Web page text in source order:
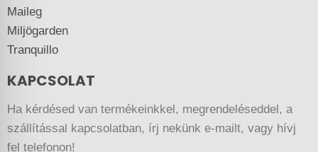
Maileg
Miljögarden
Tranquillo
KAPCSOLAT
Ha kérdésed van termékeinkkel, megrendeléseddel, a
szállítással kapcsolatban, írj nekünk e-mailt, vagy hívj
fel telefonon!